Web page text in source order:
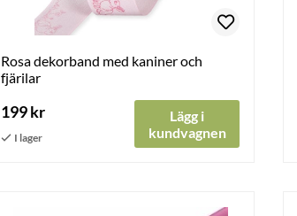
Rosa dekorband med kaniner och
fjärilar
199 kr
Lägg i
kundvagnen